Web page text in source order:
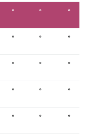
۰ ۰ ۰
۰ ۰ ۰
۰ ۰ ۰
۰ ۰ ۰
۰ ۰ ۰